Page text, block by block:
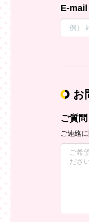
E-mail
お
ご質
ご連絡